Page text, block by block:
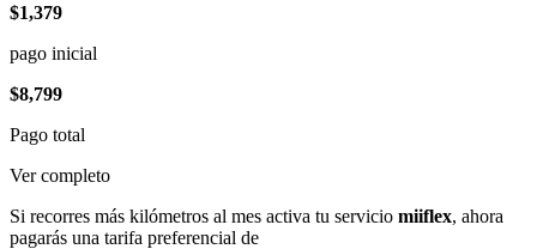
$1,379
pago inicial
$8,799
Pago total
Ver completo
Si recorres más kilómetros al mes activa tu servicio miiflex, ahora
pagarás una tarifa preferencial de